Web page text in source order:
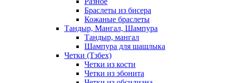
Браслеты из бисера
Кожаные браслеты
Тандыр, Мангал, Шампура
Тандыр, мангал
Шампура для шашлыка
Четки (Тзбех)
Четки из кости
Четки из эбонита